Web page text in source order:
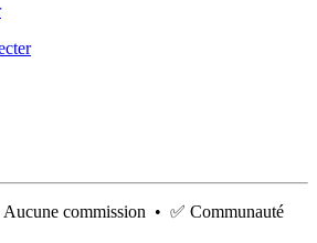
commission • ✅ Communauté